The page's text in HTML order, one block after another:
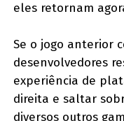
eles retornam
Se o jogo anterior
desenvolvedores
experiência de
direita e saltar
diversos outros